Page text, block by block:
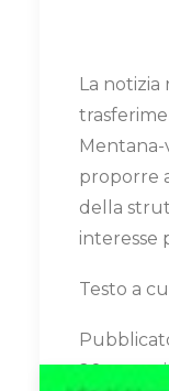
La notizia
proporre
della
interesse
Testo a
20